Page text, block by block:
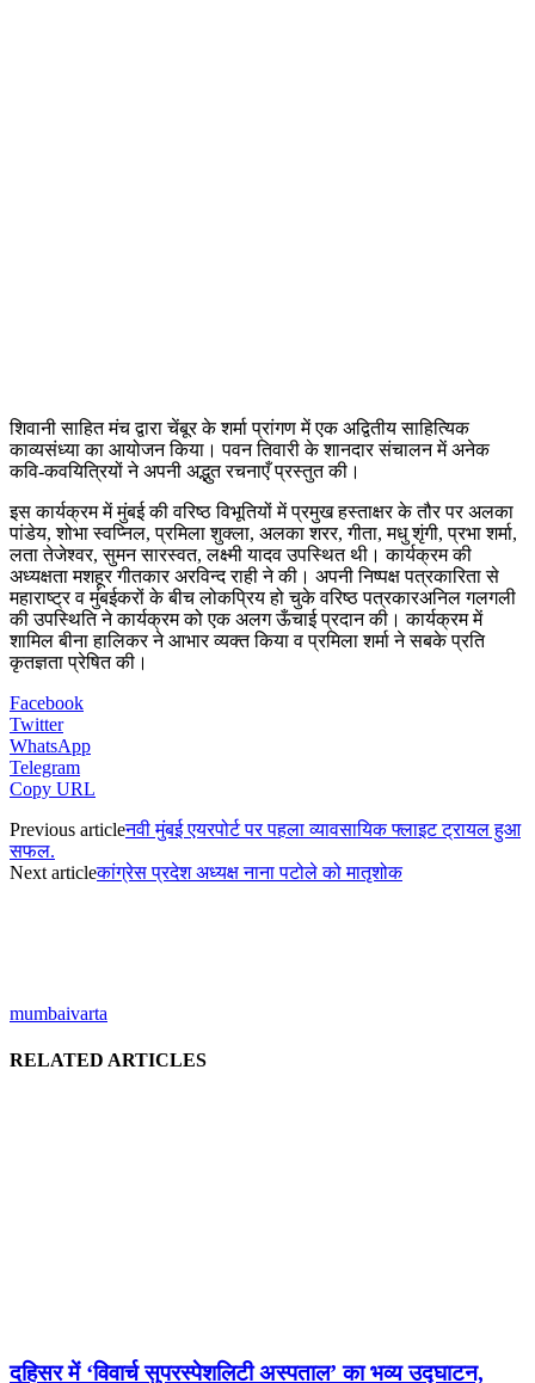
शिवानी साहित मंच द्वारा चेंबूर के शर्मा प्रांगण में एक अद्वितीय साहित्यिक
काव्यसंध्या का आयोजन किया। पवन तिवारी के शानदार संचालन में अनेक
कवि-कवयित्रियों ने अपनी अद्भुत रचनाएँ प्रस्तुत की।
इस कार्यक्रम में मुंबई की वरिष्ठ विभूतियों में प्रमुख हस्ताक्षर के तौर पर अलका
पांडेय, शोभा स्वप्निल, प्रमिला शुक्ला, अलका शरर, गीता, मधु शृंगी, प्रभा शर्मा,
लता तेजेश्वर, सुमन सारस्वत, लक्ष्मी यादव उपस्थित थी। कार्यक्रम की
अध्यक्षता मशहूर गीतकार अरविन्द राही ने की। अपनी निष्पक्ष पत्रकारिता से
महाराष्ट्र व मुंबईकरों के बीच लोकप्रिय हो चुके वरिष्ठ पत्रकारअनिल गलगली
की उपस्थिति ने कार्यक्रम को एक अलग ऊँचाई प्रदान की। कार्यक्रम में
शामिल बीना हालिकर ने आभार व्यक्त किया व प्रमिला शर्मा ने सबके प्रति
कृतज्ञता प्रेषित की।
Facebook
Twitter
WhatsApp
Telegram
Copy URL
Previous articleनवी मुंबई एयरपोर्ट पर पहला व्यावसायिक फ्लाइट ट्रायल हुआ
सफल.
Next articleकांग्रेस प्रदेश अध्यक्ष नाना पटोले को मातृशोक
mumbaivarta
RELATED ARTICLES
दहिसर में ‘विवार्च सुपरस्पेशलिटी अस्पताल’ का भव्य उद्घाटन,